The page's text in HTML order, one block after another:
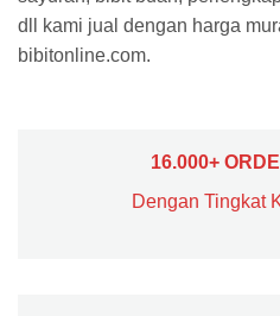
dll kami jual dengan harga
bibitonline.com.
16.000+
Dengan Tingkat